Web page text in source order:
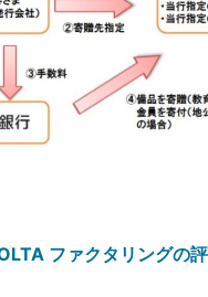
ファクタリングの